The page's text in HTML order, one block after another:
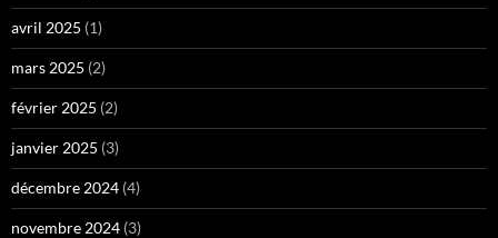
avril 2025 (1)
mars 2025 (2)
février 2025 (2)
janvier 2025 (3)
décembre 2024 (4)
novembre 2024 (3)